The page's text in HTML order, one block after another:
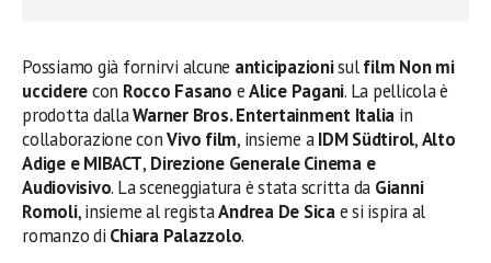
Possiamo già fornirvi alcune anticipazionisulfilm Non mi
ucciderecon Rocco Fasano eAlice Pagani. La pellicola è
prodotta dallaWarner Bros. Entertainment Italia in
collaborazione conVivo film, insieme a IDM Südtirol,Alto
AdigeeMIBACT, Direzione Generale Cinema e
Audiovisivo. La sceneggiatura è stata scritta da Gianni
Romoli, insieme al registaAndrea De Sicae si ispira al
romanzo di Chiara Palazzolo.